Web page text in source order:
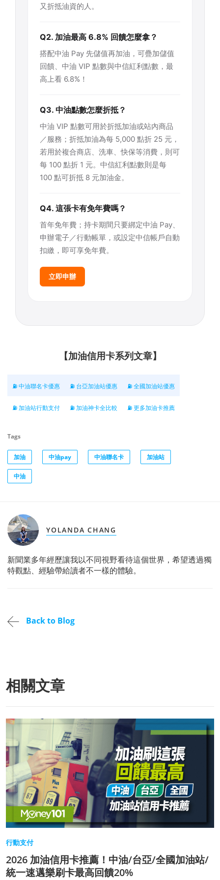
又折抵油資的人。
Q2. 加油最高 6.8% 回饋怎麼拿？
搭配中油 Pay 先儲值再加油，可疊加儲值
回饋、中油 VIP 點數與中信紅利點數，最
高上看 6.8%！
Q3. 中油點數怎麼折抵？
中油 VIP 點數可用於折抵加油或站內商品
／服務；折抵加油為每 5,000 點折 25 元，
若用於複合商店、洗車、快保等消費，則可
每 100 點折 1 元。中信紅利點數則是每
100 點可折抵 8 元加油金。
Q4. 這張卡有免年費嗎？
首年免年費；持卡期間只要綁定中油 Pay、
申辦電子／行動帳單，或設定中信帳戶自動
扣繳，即可享免年費。
立即申辦
【加油信用卡系列文章】
⛽ 中油聯名卡優惠 ⛽ 台亞加油站優惠 ⛽ 全國加油站優惠
⛽ 加油站行動支付 ⛽ 加油神卡全比較 ⛽ 更多加油卡推薦
Tags
加油 中油pay 中油聯名卡 加油站
中油
YOLANDA CHANG
新聞業多年經歷讓我以不同視野看待這個世界，希望透過獨
特觀點、經驗帶給讀者不一樣的體驗。
Back to Blog
相關文章
行動支付
2026 加油信用卡推薦！中油/台亞/全國加油站/
統一速邁樂刷卡最高回饋20%